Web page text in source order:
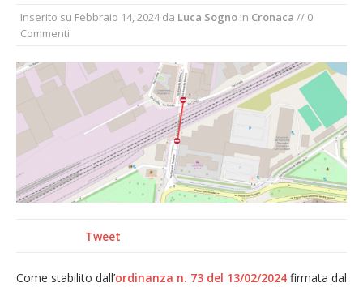
nubifragio di venerdì
collezione della Fondazione Marazzato
Pro vs Saluzzo, amichevole di buon riscontro
Piscina ex Enal non balneabile dopo i controlli
dell’Asl. Il Comune: «Misura precauzionale e
provvisoria»
Dieci anni fa l’ingresso a Vercelli
dell’arcivescovo mons. Marco Arnolfo
Inserito su Febbraio 14, 2024da Luca Sogno in Cronaca // 0
Commenti
Tweet
Come stabilito dall’ordinanza n. 73 del 13/02/2024 firmata dal